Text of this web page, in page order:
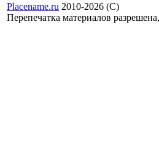
Placename.ru 2010-2026 (С)
Перепечатка материалов